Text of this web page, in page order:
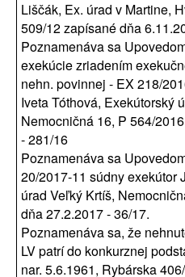
Liščák, Ex. úrad v Martine,
509/12 zapísané dňa
Poznamenáva sa
exekúcie zriadením
nehn. povinnej - EX 218/
Iveta Tóthová, Exekútorský
Nemocničná 16, P 564/
- 281/16
Poznamenáva sa
20/2017-11 súdny exekútor
úrad Veľký Krtíš,
dňa 27.2.2017 - 36/17.
Poznamenáva sa, že
LV patrí do konkurznej
nar. 5.6.1961, Rybárska